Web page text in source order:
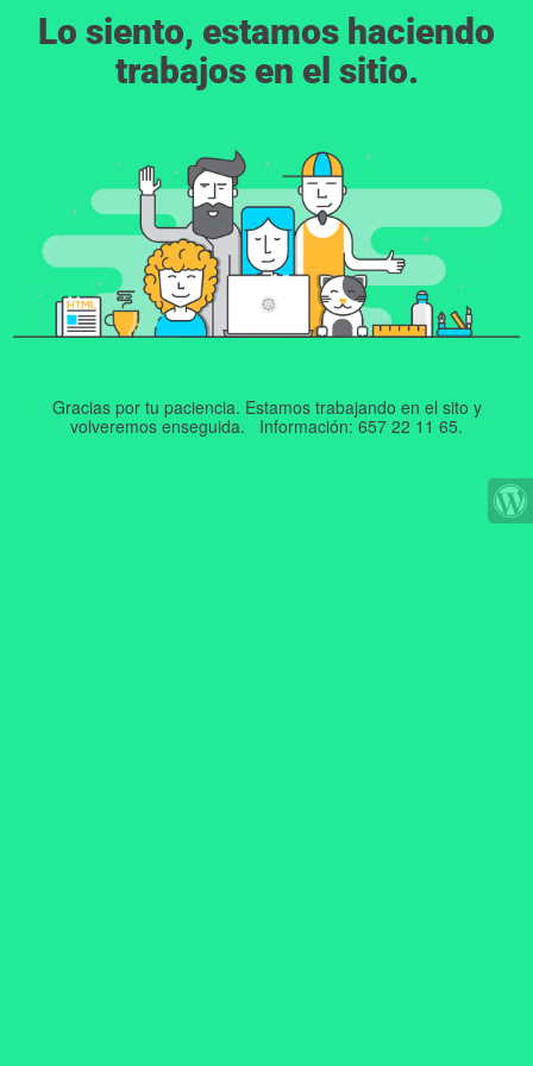
Lo siento, estamos haciendo
trabajos en el sitio.
Gracias por tu paciencia. Estamos trabajando en el sito y
volveremos enseguida. Información: 657 22 11 65.